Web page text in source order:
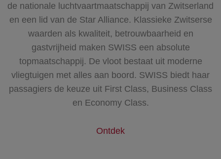
de nationale luchtvaartmaatschappij van Zwitserland
en een lid van de Star Alliance. Klassieke Zwitserse
waarden als kwaliteit, betrouwbaarheid en
gastvrijheid maken SWISS een absolute
topmaatschappij. De vloot bestaat uit moderne
vliegtuigen met alles aan boord. SWISS biedt haar
passagiers de keuze uit First Class, Business Class
en Economy Class.
Ontdek